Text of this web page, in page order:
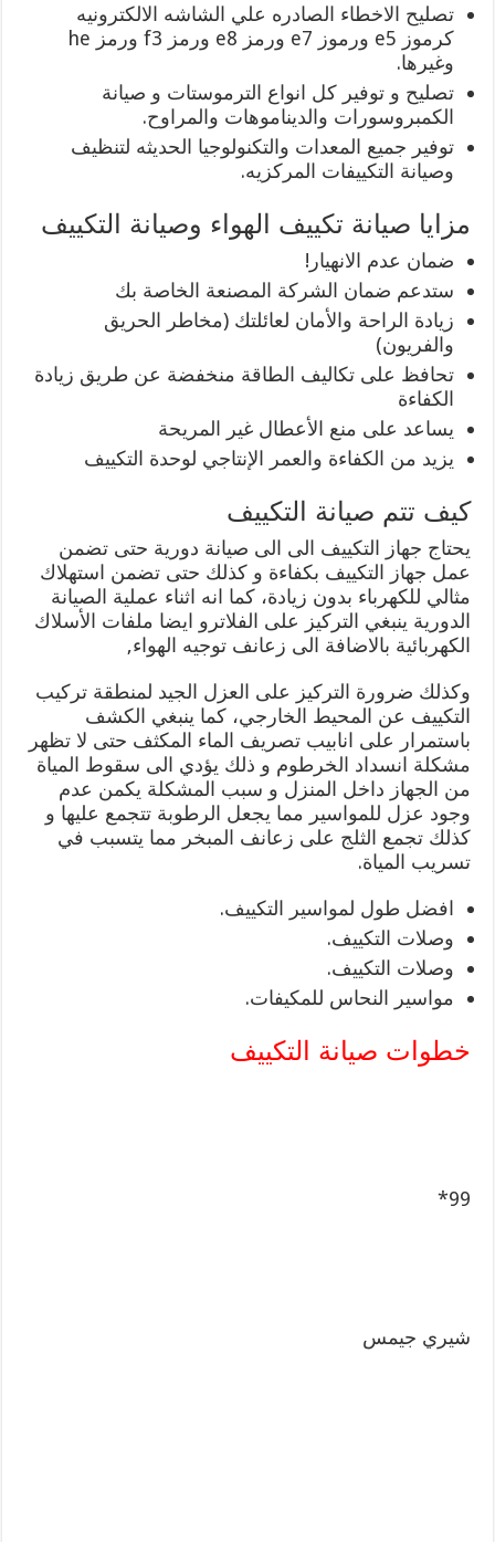
تصليح الاخطاء الصادره علي الشاشه الالكترونيه
كرموز e5 ورموز e7 ورمز e8 ورمز f3 ورمز he
وغيرها.
تصليح و توفير كل انواع الترموستات و صيانة
الكمبروسورات والديناموهات والمراوح.
توفير جميع المعدات والتكنولوجيا الحديثه لتنظيف
وصيانة التكييفات المركزيه.
مزايا صيانة تكييف الهواء وصيانة التكييف
ضمان عدم الانهيار!
ستدعم ضمان الشركة المصنعة الخاصة بك
زيادة الراحة والأمان لعائلتك (مخاطر الحريق
والفريون)
تحافظ على تكاليف الطاقة منخفضة عن طريق زيادة
الكفاءة
يساعد على منع الأعطال غير المريحة
يزيد من الكفاءة والعمر الإنتاجي لوحدة التكييف
كيف تتم صيانة التكييف
يحتاج جهاز التكييف الى الى صيانة دورية حتى تضمن
عمل جهاز التكييف بكفاءة و كذلك حتى تضمن استهلاك
مثالي للكهرباء بدون زيادة، كما انه اثناء عملية الصيانة
الدورية ينبغي التركيز على الفلاترو ايضا ملفات الأسلاك
الكهربائية بالاضافة الى زعانف توجيه الهواء,
وكذلك ضرورة التركيز على العزل الجيد لمنطقة تركيب
التكييف عن المحيط الخارجي، كما ينبغي الكشف
باستمرار على انابيب تصريف الماء المكثف حتى لا تظهر
مشكلة انسداد الخرطوم و ذلك يؤدي الى سقوط المياة
من الجهاز داخل المنزل و سبب المشكلة يكمن عدم
وجود عزل للمواسير مما يجعل الرطوبة تتجمع عليها و
كذلك تجمع الثلج على زعانف المبخر مما يتسبب في
تسريب المياة.
افضل طول لمواسير التكييف.
وصلات التكييف.
وصلات التكييف.
مواسير النحاس للمكيفات.
خطوات صيانة التكييف
99*
شيري جيمس